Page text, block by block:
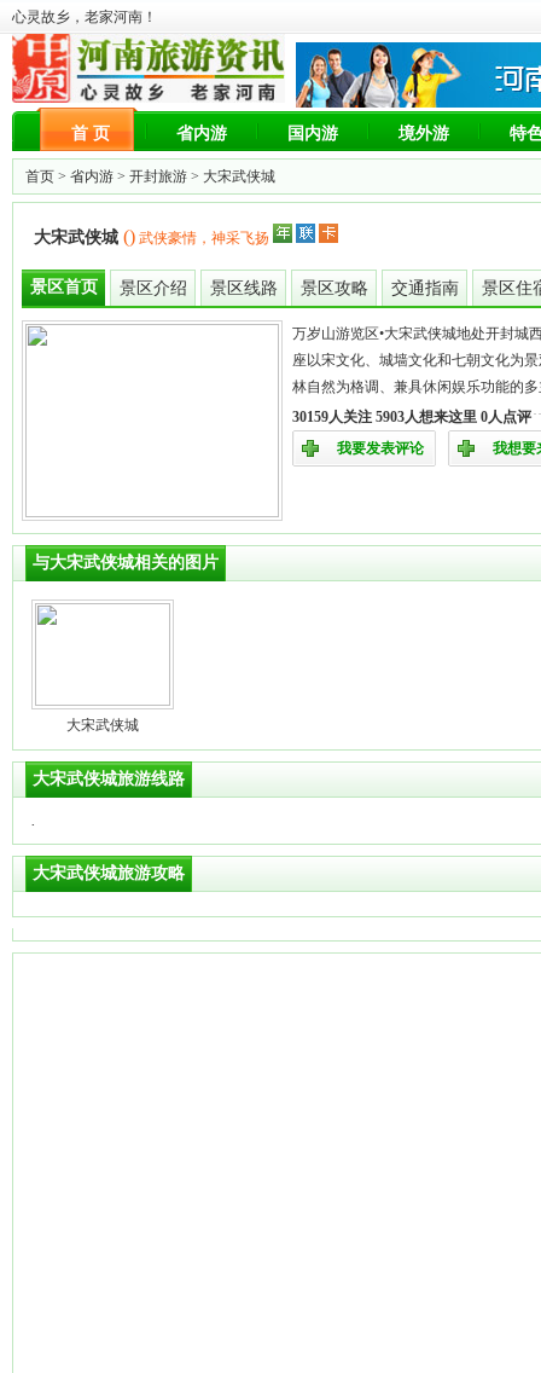
心灵故乡，老家河南！
首 页 省内游 国内游 境外游 特
首页 > 省内游 > 开封旅游 > 大宋武侠城
大宋武侠城 () 武侠豪情，神采飞扬
景区首页 景区介绍 景区线路 景区攻略 交通指南 景区住
万岁山游览区•大宋武侠城地处开封城
座以宋文化、城墙文化和七朝文化为
林自然为格调、兼具休闲娱乐功能的
30159人关注 5903人想来这里 0人点评
我要发表评论
我想要
与大宋武侠城相关的图片
大宋武侠城
大宋武侠城旅游线路
·
大宋武侠城旅游攻略